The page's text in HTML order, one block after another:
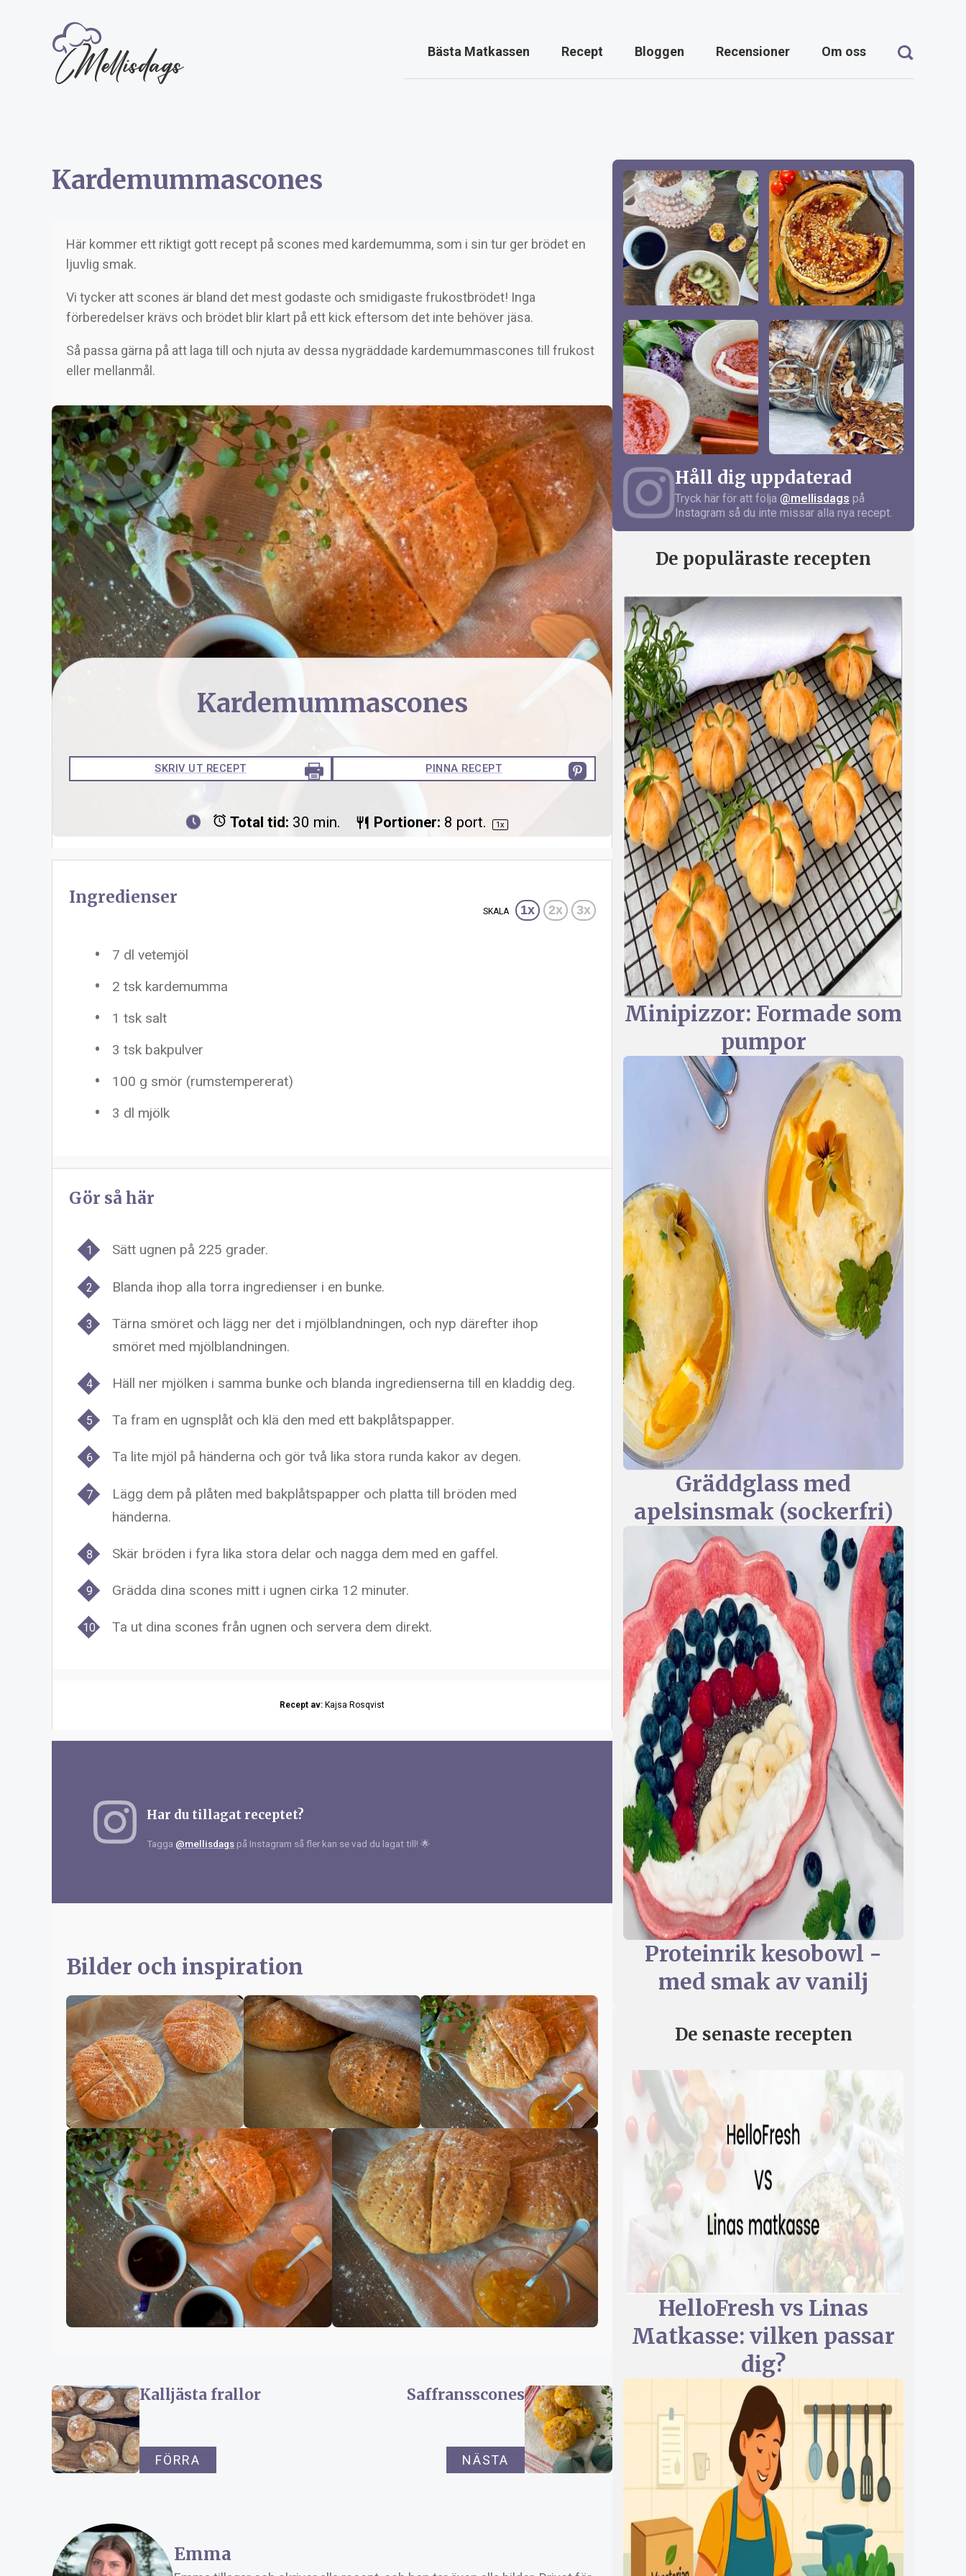
Bästa Matkassen Recept Bloggen Recensioner Om oss
Kardemummascones
Här kommer ett riktigt gott recept på scones med kardemumma, som i sin tur ger brödet en
ljuvlig smak.
Vi tycker att scones är bland det mest godaste och smidigaste frukostbrödet! Inga
förberedelser krävs och brödet blir klart på ett kick eftersom det inte behöver jäsa.
Så passa gärna på att laga till och njuta av dessa nygräddade kardemummascones till frukost
eller mellanmål.
Kardemummascones
SKRIV UT RECEPT PINNA RECEPT
Total tid: 30 min. Portioner: 8 port. 1x
Ingredienser
SKALA 1x 2x 3x
7 dl vetemjöl
2 tsk kardemumma
1 tsk salt
3 tsk bakpulver
100 g smör (rumstempererat)
3 dl mjölk
Gör så här
Sätt ugnen på 225 grader.
Blanda ihop alla torra ingredienser i en bunke.
Tärna smöret och lägg ner det i mjölblandningen, och nyp därefter ihop
smöret med mjölblandningen.
Häll ner mjölken i samma bunke och blanda ingredienserna till en kladdig deg.
Ta fram en ugnsplåt och klä den med ett bakplåtspapper.
Ta lite mjöl på händerna och gör två lika stora runda kakor av degen.
Lägg dem på plåten med bakplåtspapper och platta till bröden med
händerna.
Skär bröden i fyra lika stora delar och nagga dem med en gaffel.
Grädda dina scones mitt i ugnen cirka 12 minuter.
Ta ut dina scones från ugnen och servera dem direkt.
Recept av: Kajsa Rosqvist
Har du tillagat receptet?
Tagga @mellisdags på Instagram så fler kan se vad du lagat till! 🌟
Bilder och inspiration
Kalljästa frallor
FÖRRA
Saffransscones
NÄSTA
Emma
Håll dig uppdaterad
Tryck här för att följa @mellisdags på
Instagram så du inte missar alla nya recept.
De populäraste recepten
Minipizzor: Formade som
pumpor
Gräddglass med
apelsinsmak (sockerfri)
Proteinrik kesobowl -
med smak av vanilj
De senaste recepten
HelloFresh vs Linas
Matkasse: vilken passar
dig?